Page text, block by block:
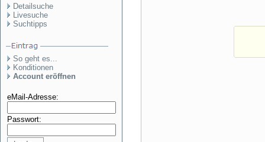
Detailsuche
Livesuche
Suchtipps
So geht es...
Konditionen
Account eröffnen
eMail-Adresse:
Passwort: